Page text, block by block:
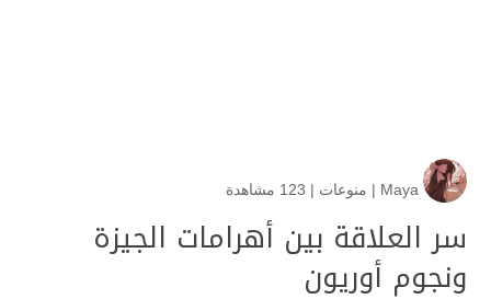
Maya
| منوعات | 123 مشاهدة
سر العلاقة بين أهرامات الجيزة
ونجوم أوريون